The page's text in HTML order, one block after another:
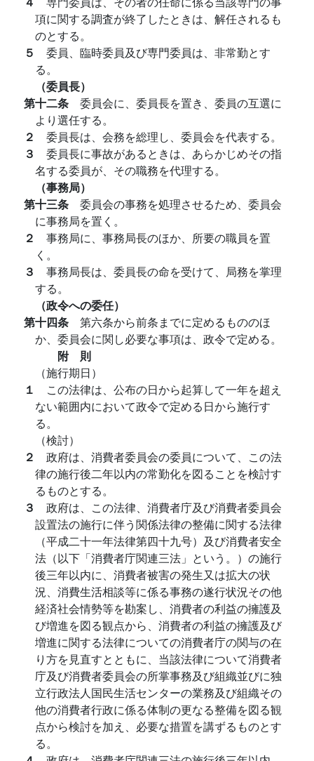
項に関する調査が終了したときは、解任されるも
のとする。
５ 委員、臨時委員及び専門委員は、非常勤とす
る。
（委員長）
第十二条 委員会に、委員長を置き、委員の互選に
より選任する。
２ 委員長は、会務を総理し、委員会を代表する。
３ 委員長に事故があるときは、あらかじめその指
名する委員が、その職務を代理する。
（事務局）
第十三条 委員会の事務を処理させるため、委員会
に事務局を置く。
２ 事務局に、事務局長のほか、所要の職員を置
く。
３ 事務局長は、委員長の命を受けて、局務を掌理
する。
（政令への委任）
第十四条 第六条から前条までに定めるもののほ
か、委員会に関し必要な事項は、政令で定める。
附 則
（施行期日）
１ この法律は、公布の日から起算して一年を超え
ない範囲内において政令で定める日から施行す
る。
（検討）
２ 政府は、消費者委員会の委員について、この法
律の施行後二年以内の常勤化を図ることを検討す
るものとする。
３ 政府は、この法律、消費者庁及び消費者委員会
設置法の施行に伴う関係法律の整備に関する法律
（平成二十一年法律第四十九号）及び消費者安全
法（以下「消費者庁関連三法」という。）の施行
後三年以内に、消費者被害の発生又は拡大の状
況、消費生活相談等に係る事務の遂行状況その他
経済社会情勢等を勘案し、消費者の利益の擁護及
び増進を図る観点から、消費者の利益の擁護及び
増進に関する法律についての消費者庁の関与の在
り方を見直すとともに、当該法律について消費者
庁及び消費者委員会の所掌事務及び組織並びに独
立行政法人国民生活センターの業務及び組織その
他の消費者行政に係る体制の更なる整備を図る観
点から検討を加え、必要な措置を講ずるものとす
る。